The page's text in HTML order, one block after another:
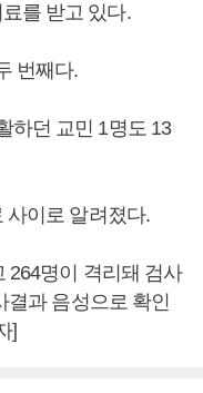
를 받고 있다.
번째다.
하던 교민 1명도 13
사이로 알려졌다.
264명이 격리돼 검사
결과 음성으로 확인
]